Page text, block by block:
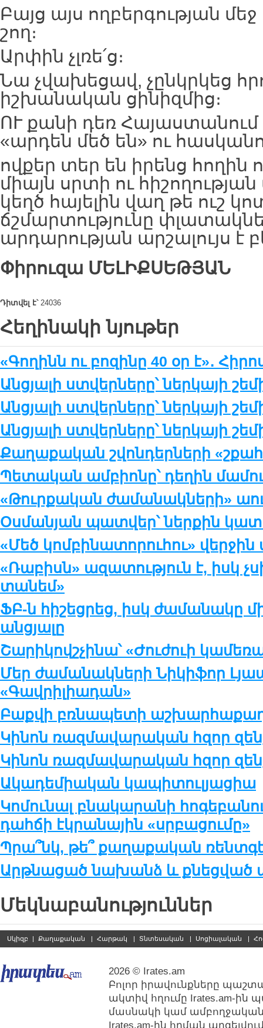
Բայց այս ողբերգության
շող։
Արփին չլռե՛ց։
Նա չվախեցավ, չընկրկեց
իշխանական ցինիզմից։
ՈՒ քանի դեռ
«արդեն մեծ են» ու
ովքեր տեր են իրենց հողին
միայն սրտի ու
կեղծ հայելին վաղ թե ուշ
ճշմարտությունը
արդարության արշալույս է
Փիրուզա ՄԵԼԻՔՍԵԹՅԱՆ
Դիտվել է՝24036
Հեղինակի նյութեր
«Գողինն ու բոզինը 40 օր է»․
Անցյալի ստվերները՝ ներկայի
Անցյալի ստվերները՝ ներկայի
Անցյալի ստվերները՝ ներկայի
Քաղաքական շվոնդերների
Պետական ամբիոնը՝ դեղին
«Թուրքական ժամանակների»
Օսմանյան պատվեր՝ ներքին
«Մեծ կոմբինատորուհու» վերջին
«Ռաբիսն» ազատություն է, իսկ
տանեմ»
ՖԲ-ն հիշեցրեց, իսկ ժամանակը
անցյալը
Շարիկովշչինա՝ «Ժուժուի
Մեր ժամանակների Նիկիֆոր
«Գավրիլիադան»
Բաքվի բռնապետի
Կինոն ռազմավարական հզոր
Կինոն ռազմավարական հզոր
Ակադեմիական կապիտուլյացիա
Կոմունալ բնակարանի
դահճի էկրանային «սրբացումը»
Պրա՞նկ, թե՞ քաղաքական
Արթնացած նախանձ և քնեցված
Մեկնաբանություններ
Սկիզբ | Քաղաքական | Հարթակ | Տնտեսական | Սոցիալական |
2026 © Irates.am
Բոլոր իրավունքները
ակտիվ հղումը Irates.am-ին
մասնակի կամ
Irates.am-ին հղման